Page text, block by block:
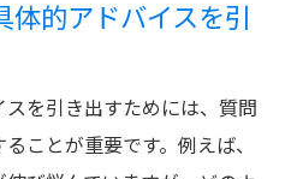
的アドバイスを引
を引き出すためには、質問
ことが重要です。例えば、